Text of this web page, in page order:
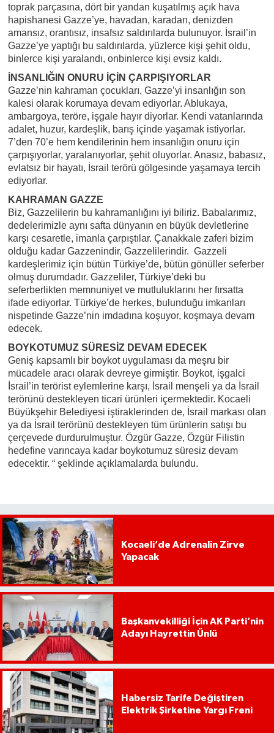
toprak parçasına, dört bir yandan kuşatılmış açık hava
hapishanesi Gazze’ye, havadan, karadan, denizden
amansız, orantısız, insafsız saldırılarda bulunuyor. İsrail’in
Gazze’ye yaptığı bu saldırılarda, yüzlerce kişi şehit oldu,
binlerce kişi yaralandı, onbinlerce kişi evsiz kaldı.
İNSANLIĞIN ONURU İÇİN ÇARPIŞIYORLAR
Gazze’nin kahraman çocukları, Gazze’yi insanlığın son
kalesi olarak korumaya devam ediyorlar. Ablukaya,
ambargoya, teröre, işgale hayır diyorlar. Kendi vatanlarında
adalet, huzur, kardeşlik, barış içinde yaşamak istiyorlar.
7’den 70’e hem kendilerinin hem insanlığın onuru için
çarpışıyorlar, yaralanıyorlar, şehit oluyorlar. Anasız, babasız,
evlatsız bir hayatı, İsrail terörü gölgesinde yaşamaya tercih
ediyorlar.
KAHRAMAN GAZZE
Biz, Gazzelilerin bu kahramanlığını iyi biliriz. Babalarımız,
dedelerimizle aynı safta dünyanın en büyük devletlerine
karşı cesaretle, imanla çarpıştılar. Çanakkale zaferi bizim
olduğu kadar Gazzenindir, Gazzelilerindir. Gazzeli
kardeşlerimiz için bütün Türkiye’de, bütün gönüller seferber
olmuş durumdadır. Gazzeliler, Türkiye’deki bu
seferberlikten memnuniyet ve mutluluklarını her fırsatta
ifade ediyorlar. Türkiye’de herkes, bulunduğu imkanları
nispetinde Gazze’nin imdadına koşuyor, koşmaya devam
edecek.
BOYKOTUMUZ SÜRESİZ DEVAM EDECEK
Geniş kapsamlı bir boykot uygulaması da meşru bir
mücadele aracı olarak devreye girmiştir. Boykot, işgalci
İsrail’in terörist eylemlerine karşı, İsrail menşeli ya da İsrail
terörünü destekleyen ticari ürünleri içermektedir. Kocaeli
Büyükşehir Belediyesi iştiraklerinden de, İsrail markası olan
ya da İsrail terörünü destekleyen tüm ürünlerin satışı bu
çerçevede durdurulmuştur. Özgür Gazze, Özgür Filistin
hedefine varıncaya kadar boykotumuz süresiz devam
edecektir. “ şeklinde açıklamalarda bulundu.
Kocaeli’de Adrenalin Zirve
Yapacak
Başkanvekilliği İçin AK Parti’nin
Adayı Hayrettin Ünlü
Habersiz Tarife Değiştiren
Elektrik Şirketine Yargı Freni